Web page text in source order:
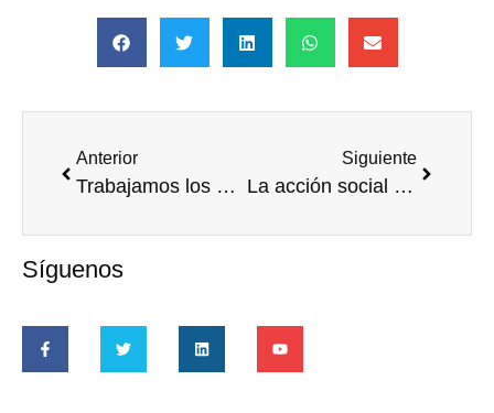
Anterior
Trabajamos los ODS vinculados al medioambiente el Día de la Tierra
Siguiente
La acción social de Amadeus se intensifica en el sector turístico
Síguenos